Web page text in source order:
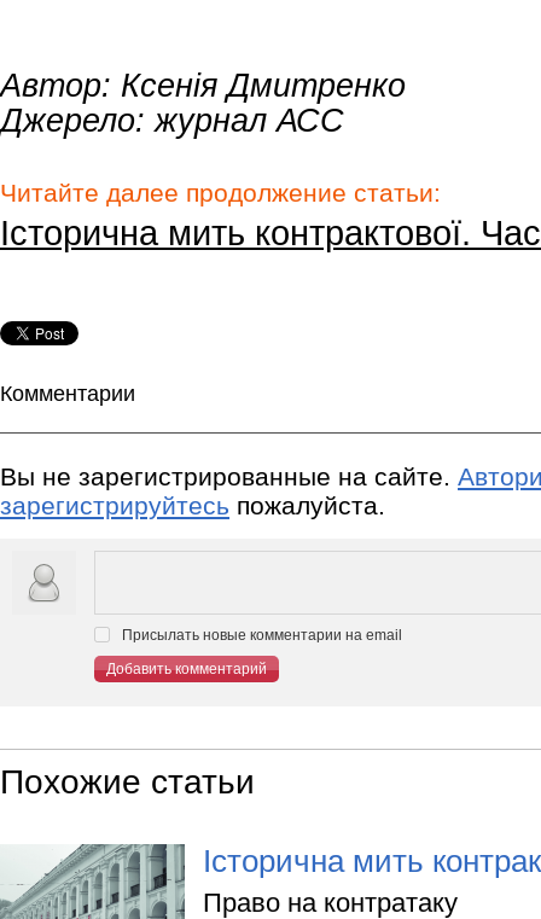
Автор: Ксенія Дмитренко
Джерело: журнал АСС
Читайте далее продолжение статьи:
Історична мить контрактової.
Комментарии
Вы не зарегистрированные на сайте.
зарегистрируйтесь пожалуйста.
Присылать новые комментарии на email
Добавить комментарий
Похожие статьи
Історична мить
Право на контратаку